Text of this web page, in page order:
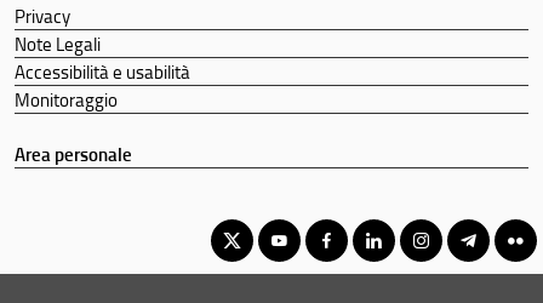
Privacy
Note Legali
Accessibilità e usabilità
Monitoraggio
Area personale